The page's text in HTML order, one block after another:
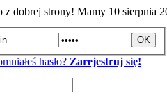
z dobrej strony! Mamy 10 sierpnia
hasło? Zarejestruj się!